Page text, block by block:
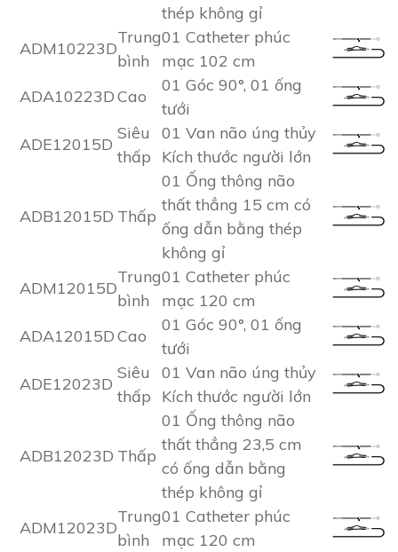
thép không gỉ
ADM10223D
Trung
bình
01 Catheter phúc
mạc 102 cm
ADA10223DCao
01 Góc 90°, 01 ống
tưới
ADE12015D
Siêu
thấp
01 Van não úng thủy
Kích thước người lớn
ADB12015D Thấp
01 Ống thông não
thất thẳng 15 cm có
ống dẫn bằng thép
không gỉ
ADM12015D
Trung
bình
01 Catheter phúc
mạc 120 cm
ADA12015DCao
01 Góc 90°, 01 ống
tưới
ADE12023D
Siêu
thấp
01 Van não úng thủy
Kích thước người lớn
ADB12023D Thấp
01 Ống thông não
thất thẳng 23,5 cm
có ống dẫn bằng
thép không gỉ
ADM12023D
Trung
bình
01 Catheter phúc
mạc 120 cm